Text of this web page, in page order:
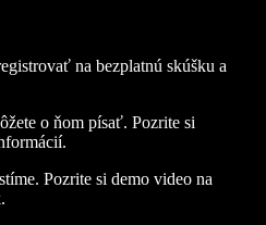
na bezplatnú skúšku a
o ňom písať. Pozrite si
Pozrite si demo video na